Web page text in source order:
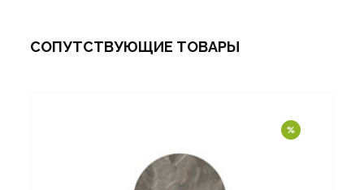
СОПУТСТВУЮЩИЕ ТОВАРЫ